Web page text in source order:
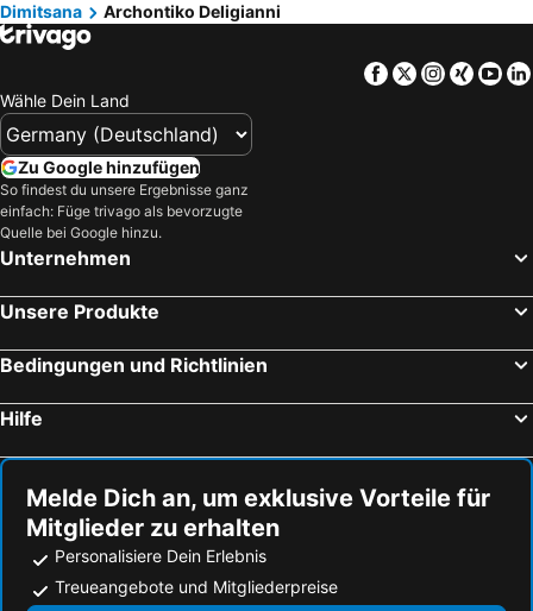
Dimitsana
Archontiko Deligianni
Facebook
TwitterXing
Wähle Dein Land
Zu Google hinzufügen
So findest du unsere Ergebnisse ganz
einfach: Füge trivago als bevorzugte
Quelle bei Google hinzu.
Unternehmen
Unsere Produkte
Bedingungen und Richtlinien
Hilfe
Melde Dich an, um exklusive Vorteile für
Mitglieder zu erhalten
Personalisiere Dein Erlebnis
Treueangebote und Mitgliederpreise